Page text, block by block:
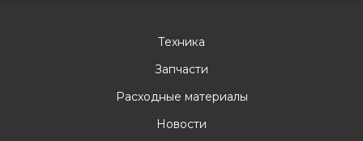
Техника
Запчасти
Расходные материалы
Новости